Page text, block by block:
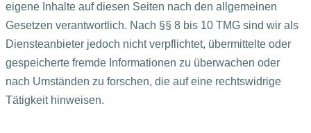
eigene Inhalte auf diesen Seiten nach den allgemeinen
Gesetzen verantwortlich. Nach §§ 8 bis 10 TMG sind wir als
Diensteanbieter jedoch nicht verpflichtet, übermittelte oder
gespeicherte fremde Informationen zu überwachen oder
nach Umständen zu forschen, die auf eine rechtswidrige
Tätigkeit hinweisen.